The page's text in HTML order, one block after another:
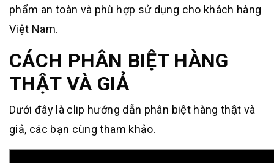
phẩm an toàn và phù hợp sử dụng cho khách hàng
Việt Nam.
CÁCH PHÂN BIỆT HÀNG
THẬT VÀ GIẢ
Dưới đây là clip hướng dẫn phân biệt hàng thật và
giả, các bạn cùng tham khảo.